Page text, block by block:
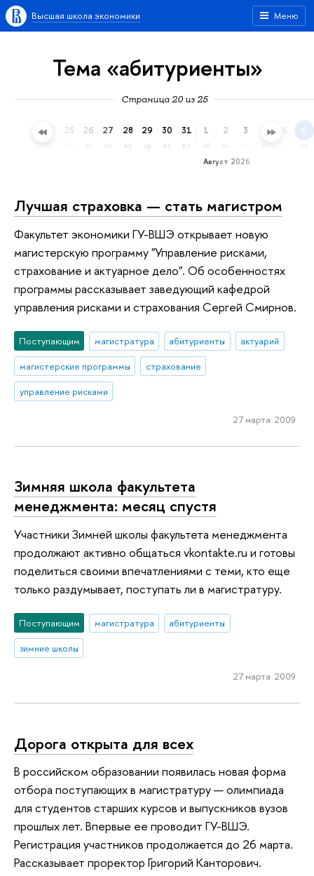
Меню
Высшая школа экономики
Тема «абитуриенты»
Страница 20 из 25
24 25 26 27
пн
28
вт
29
ср
30
чт
31
пт
Август 2026
1
сб
2 3 4 5 6
чт
Лучшая страховка — стать магистром
Факультет экономики ГУ-ВШЭ открывает новую
магистерскую программу "Управление рисками,
страхование и актуарное дело". Об особенностях
программы рассказывает заведующий кафедрой
управления рисками и страхования Сергей Смирнов.
Поступающим магистратура абитуриенты
актуарий
магистерские программы
страхование
управление рисками
27 марта 2009
Зимняя школа факультета
менеджмента: месяц спустя
Участники Зимней школы факультета менеджмента
продолжают активно общаться vkontakte.ru и готовы
поделиться своими впечатлениями с теми, кто еще
только раздумывает, поступать ли в магистратуру.
Поступающим магистратура
абитуриенты
зимние школы
27 марта 2009
Дорога открыта для всех
В российском образовании появилась новая форма
отбора поступающих в магистратуру — олимпиада
для студентов старших курсов и выпускников вузов
прошлых лет. Впервые ее проводит ГУ-ВШЭ.
Регистрация участников продолжается до 26 марта.
Рассказывает проректор Григорий Канторович.